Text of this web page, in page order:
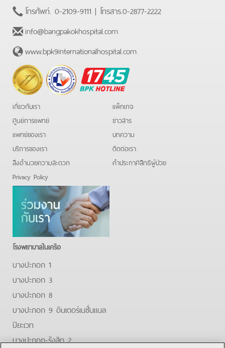
โทรศัพท์. 0-2109-9111 | โทรสาร.0-2877-2222
info@bangpakokhospital.com
www.bpk9internationalhospital.com
BPK
Hotline
เกี่ยวกับเรา
ศูนย์การแพทย์
แพทย์ของเรา
บริการของเรา
สิ่งอำนวยความสะดวก
Privacy Policy
แพ็กเกจ
ข่าวสาร
บทความ
ติดต่อเรา
คําประกาศสิทธิผู้ป่วย
โรงพยาบาลในเครือ
บางปะกอก 1
บางปะกอก 3
บางปะกอก 8
บางปะกอก 9 อินเตอร์เนชั่นแนล
ปิยะเวท
บางปะกอก-รังสิต 2